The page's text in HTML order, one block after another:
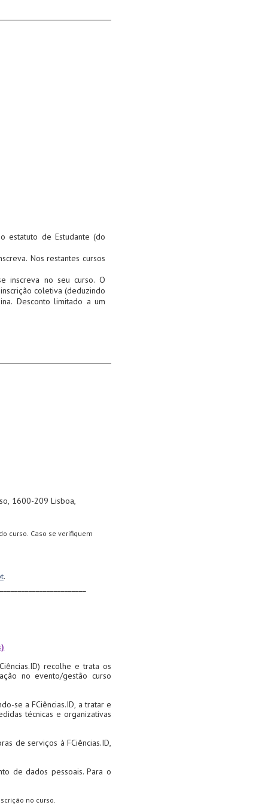
estatuto de Estudante (do
Nos restantes cursos
inscreva no seu curso. O
coletiva (deduzindo
Desconto limitado a um
1600-209 Lisboa,
curso. Caso se verifiquem
.
recolhe e trata os
no evento/gestão curso
se a FCiências.ID, a tratar e
técnicas e organizativas
de serviços à FCiências.ID,
de dados pessoais. Para o
no curso.